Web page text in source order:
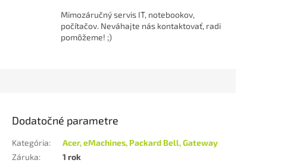
Mimozáručný servis IT, notebookov,
počítačov. Neváhajte nás kontaktovať, radi
pomôžeme! ;)
Dodatočné parametre
Kategória:
Acer, eMachines, Packard Bell, Gateway
Záruka: 1 rok